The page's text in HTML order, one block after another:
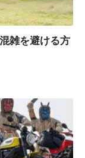
雑を避ける方